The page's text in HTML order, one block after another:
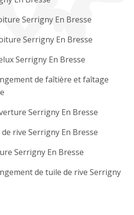
Serrigny En Bresse
Serrigny En Bresse
Serrigny En Bresse
de faîtière et faîtage
Serrigny En Bresse
rive Serrigny En Bresse
Serrigny En Bresse
de tuile de rive Serrigny